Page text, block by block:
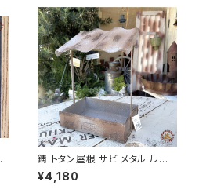
錆 トタン屋根 サビ メタル ルー
フプランター B azi-azi
¥4,180